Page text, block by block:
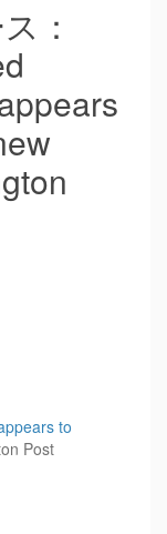
：
to
Post